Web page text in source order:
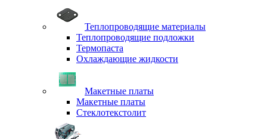
Теплопроводящие материалы
Теплопроводящие подложки
Термопаста
Охлаждающие жидкости
Макетные платы
Макетные платы
Стеклотекстолит